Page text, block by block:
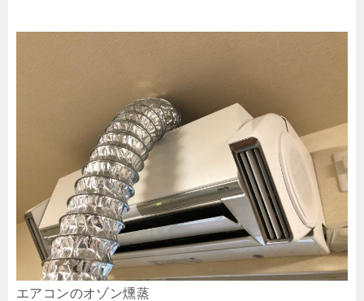
エアコンのオゾン燻蒸